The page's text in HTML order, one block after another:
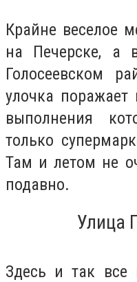
Крайне веселое
на Печерске, а
Голосеевском
улочка поражает
выполнения
только
Там и летом не
подавно.
Улица
Здесь и так все